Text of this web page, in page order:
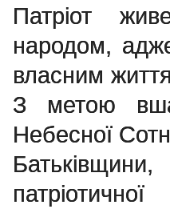
Патріот
народом,
власним
З метою
Небесної